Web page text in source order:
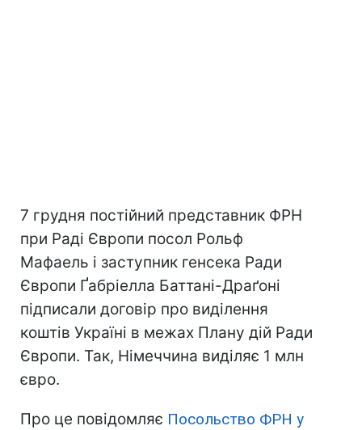
7 грудня постійний представник ФРН
при Раді Європи посол Рольф
Мафаель і заступник генсека Ради
Європи Ґабріелла Баттані-Драґоні
підписали договір про виділення
коштів Україні в межах Плану дій Ради
Європи. Так, Німеччина виділяє 1 млн
євро.
Про це повідомляє Посольство ФРН у